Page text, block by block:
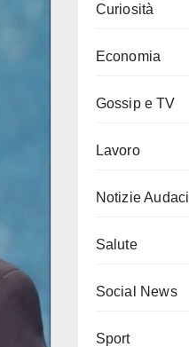
Curiosità
Economia
Gossip e TV
Lavoro
Notizie Audaci
Salute
Social News
Sport